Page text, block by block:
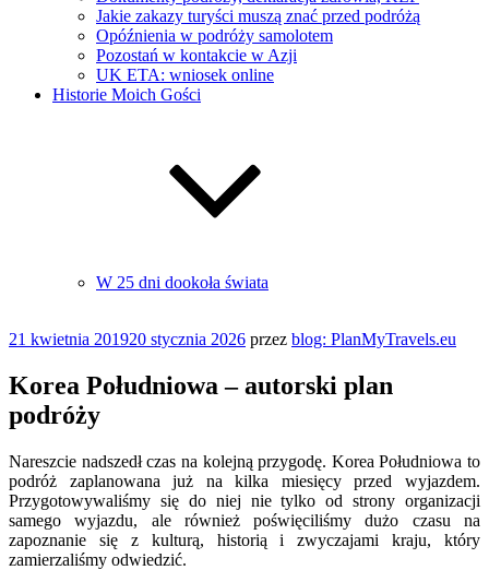
Jakie zakazy turyści muszą znać przed podróżą
Opóźnienia w podróży samolotem
Pozostań w kontakcie w Azji
UK ETA: wniosek online
Historie Moich Gości
W 25 dni dookoła świata
Opublikowane
21 kwietnia 201920 stycznia 2026 przez blog: PlanMyTravels.eu
Korea Południowa – autorski plan
podróży
Nareszcie nadszedł czas na kolejną przygodę. Korea Południowa to
podróż zaplanowana już na kilka miesięcy przed wyjazdem.
Przygotowywaliśmy się do niej nie tylko od strony organizacji
samego wyjazdu, ale również poświęciliśmy dużo czasu na
zapoznanie się z kulturą, historią i zwyczajami kraju, który
zamierzaliśmy odwiedzić.